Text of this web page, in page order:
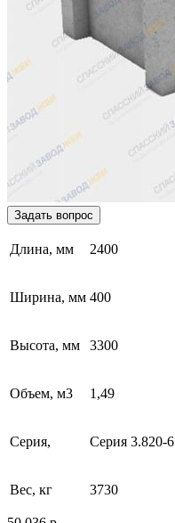
Задать вопрос
Длина, мм 2400
Ширина, мм 400
Высота, мм 3300
Объем, м3 1,49
Серия, Серия 3.820-6
Вес, кг 3730